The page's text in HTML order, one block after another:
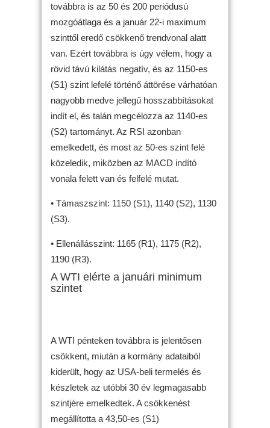
továbbra is az 50 és 200 periódusú
mozgóátlaga és a január 22-i maximum
szinttől eredő csökkenő trendvonal alatt
van. Ezért továbbra is úgy vélem, hogy a
rövid távú kilátás negatív, és az 1150-es
(S1) szint lefelé történő áttörése várhatóan
nagyobb medve jellegű hosszabbításokat
indít el, és talán megcélozza az 1140-es
(S2) tartományt. Az RSI azonban
emelkedett, és most az 50-es szint felé
közeledik, miközben az MACD indító
vonala felett van és felfelé mutat.
• Támaszszint: 1150 (S1), 1140 (S2), 1130
(S3).
• Ellenállásszint: 1165 (R1), 1175 (R2),
1190 (R3).
A WTI elérte a januári minimum
szintet
A WTI pénteken továbbra is jelentősen
csökkent, miután a kormány adataiból
kiderült, hogy az USA-beli termelés és
készletek az utóbbi 30 év legmagasabb
szintjére emelkedtek. A csökkenést
megállította a 43,50-es (S1)